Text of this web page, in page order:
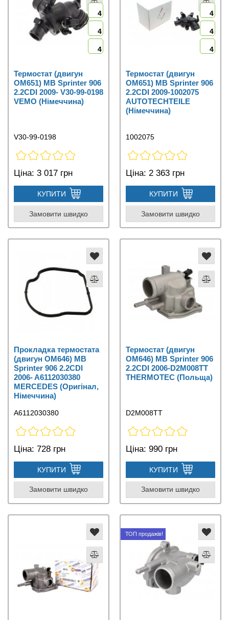
4
4
4
Термостат (двигун
OM651) MB Sprinter 906
2.2CDI 2009- V30-99-0198
VEMO (Німеччина)
V30-99-0198
Ціна: 3 017 грн
КУПИТИ
Замовити швидко
4
4
4
Термостат (двигун
OM651) MB Sprinter 906
2.2CDI 2009-1002075
AUTOTECHTEILE
(Німеччина)
1002075
Ціна: 2 363 грн
КУПИТИ
Замовити швидко
Прокладка термостата
(двигун OM646) MB
Sprinter 906 2.2CDI
2006- A6112030380
MERCEDES (Оригінал,
Німеччина)
A6112030380
Ціна: 728 грн
КУПИТИ
Замовити швидко
Термостат (двигун
OM646) MB Sprinter 906
2.2CDI 2006-D2M008TT
THERMOTEC (Польща)
D2M008TT
Ціна: 990 грн
КУПИТИ
Замовити швидко
ТОП продажів!